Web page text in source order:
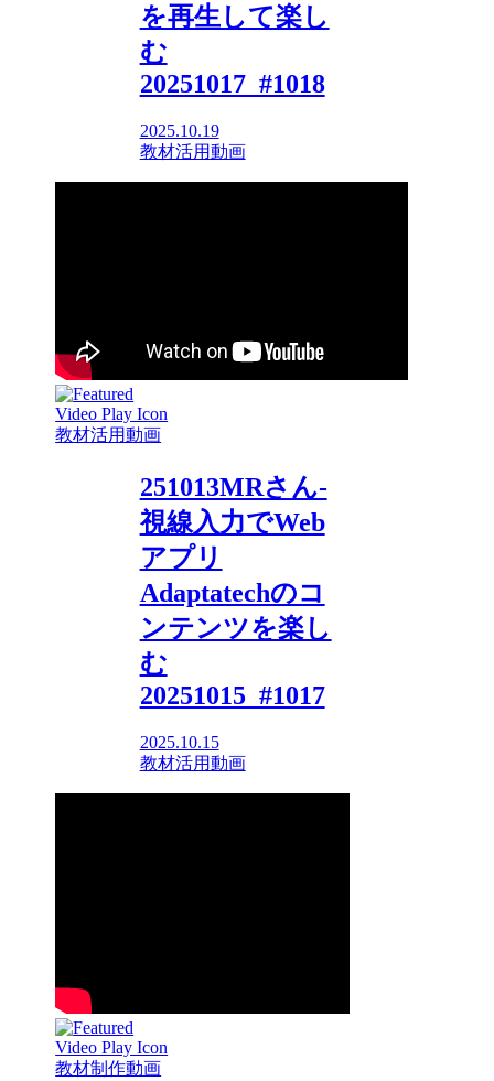
を再生して楽し
む
20251017_#1018
2025.10.19
教材活用動画
教材活用動画
251013MRさん-
視線入力でWeb
アプリ
Adaptatechのコ
ンテンツを楽し
む
20251015_#1017
2025.10.15
教材活用動画
教材制作動画